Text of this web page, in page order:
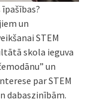
un
STEM
skola ieguva
un
par STEM
dabaszinībām.